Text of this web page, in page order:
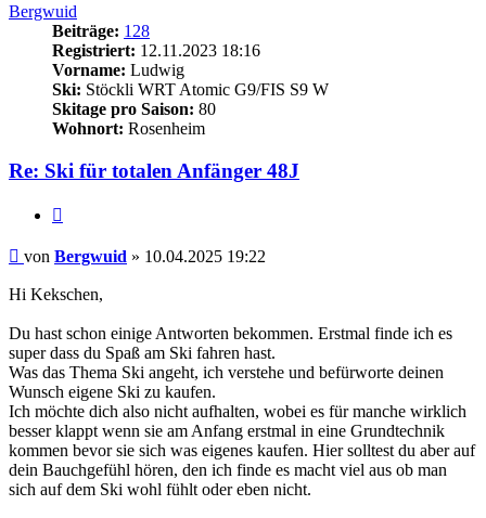
Bergwuid
Beiträge: 128
Registriert: 12.11.2023 18:16
Vorname: Ludwig
Ski: Stöckli WRT Atomic G9/FIS S9 W
Skitage pro Saison: 80
Wohnort: Rosenheim
Re: Ski für totalen Anfänger 48J
Beitrag
von Bergwuid » 10.04.2025 19:22
Hi Kekschen,
Du hast schon einige Antworten bekommen. Erstmal finde ich es
super dass du Spaß am Ski fahren hast.
Was das Thema Ski angeht, ich verstehe und befürworte deinen
Wunsch eigene Ski zu kaufen.
Ich möchte dich also nicht aufhalten, wobei es für manche wirklich
besser klappt wenn sie am Anfang erstmal in eine Grundtechnik
kommen bevor sie sich was eigenes kaufen. Hier solltest du aber auf
dein Bauchgefühl hören, den ich finde es macht viel aus ob man
sich auf dem Ski wohl fühlt oder eben nicht.